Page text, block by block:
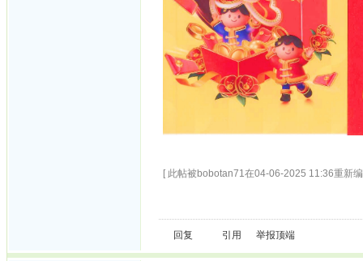
[ 此帖被bobotan71在04-06-2025 11:36重新
回复 引用 举报顶端